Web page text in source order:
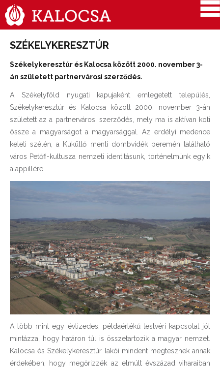
SZÉKELYKERESZTÚR
Székelykeresztúr és Kalocsa között 2000. november 3-
án született partnervárosi szerződés.
A Székelyföld nyugati kapujaként emlegetett település,
Székelykeresztúr és Kalocsa között 2000. november 3-án
született az a partnervárosi szerződés, mely ma is aktívan köti
össze a magyarságot a magyarsággal. Az erdélyi medence
keleti szélén, a Küküllő menti dombvidék peremén található
város Petőfi-kultusza nemzeti identitásunk, történelmünk egyik
alappillére.
A több mint egy évtizedes, példaértékű testvéri kapcsolat jól
mintázza, hogy határon túl is összetartozik a magyar nemzet.
Kalocsa és Székelykeresztúr lakói mindent megtesznek annak
érdekében, hogy megőrizzék az elmúlt évszázad viharaiban